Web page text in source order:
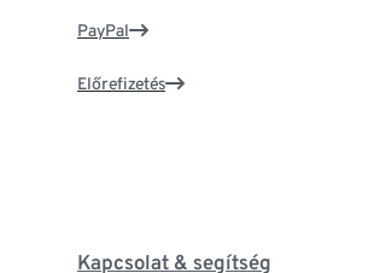
PayPal
Előrefizetés
Kapcsolat & segítség